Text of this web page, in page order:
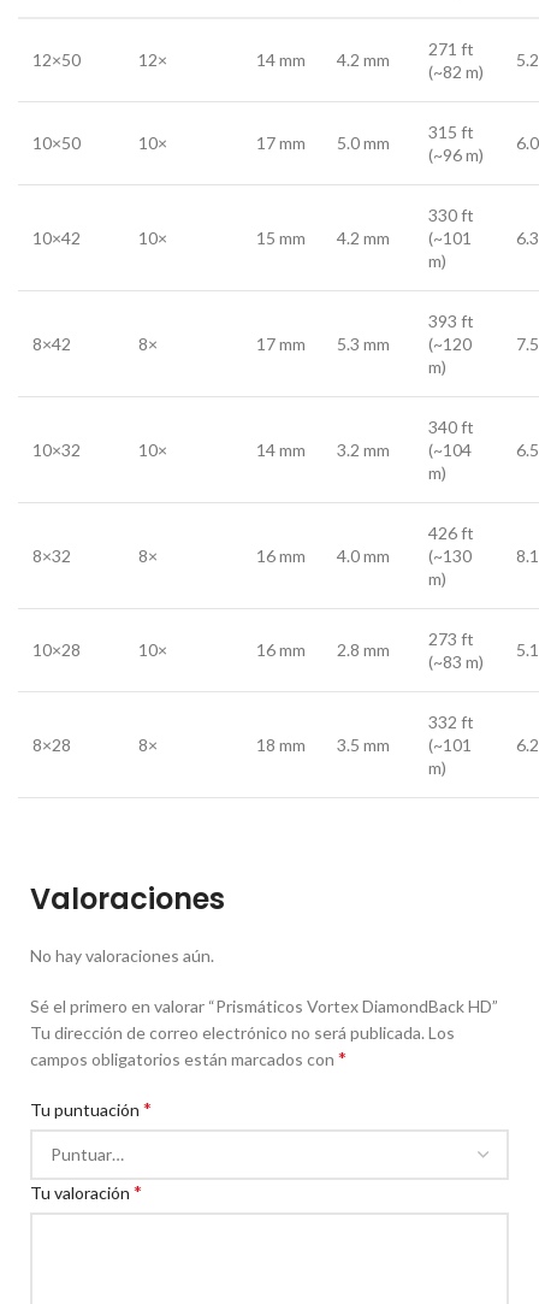
12×50 12× 14 mm 4.2 mm
271 ft
(~82 m)
10×50 10× 17 mm 5.0 mm
315 ft
(~96 m)
10×42 10× 15 mm 4.2 mm
330 ft
(~101
m)
8×42 8× 17 mm 5.3 mm
393 ft
(~120
m)
10×32 10× 14 mm 3.2 mm
340 ft
(~104
m)
8×32 8× 16 mm 4.0 mm
426 ft
(~130
m)
10×28 10× 16 mm 2.8 mm
273 ft
(~83 m)
8×28 8× 18 mm 3.5 mm
332 ft
(~101
m)
Valoraciones
No hay valoraciones aún.
Sé el primero en valorar “Prismáticos Vortex DiamondBack HD”
Tu dirección de correo electrónico no será publicada. Los
campos obligatorios están marcados con *
Tu puntuación *
Tu valoración *